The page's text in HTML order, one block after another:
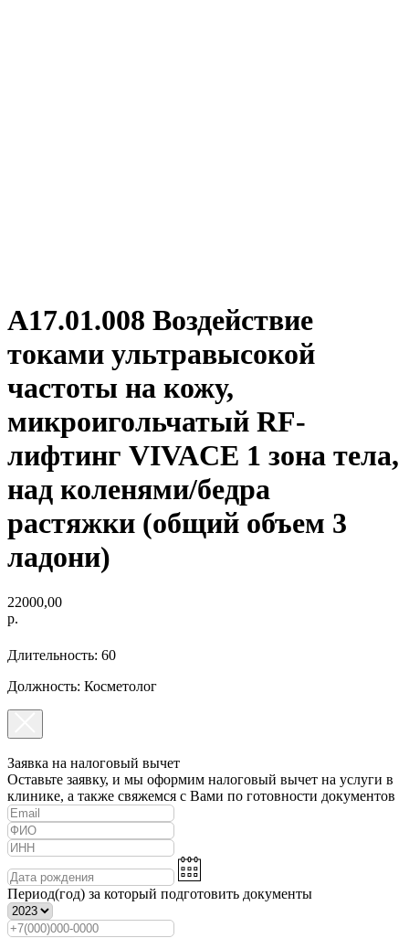
А17.01.008 Воздействие
токами ультравысокой
частоты на кожу,
микроигольчатый RF-
лифтинг VIVACE 1 зона тела,
над коленями/бедра
растяжки (общий объем 3
ладони)
22000,00
р.
Длительность: 60
Должность: Косметолог
Заявка на налоговый вычет
Оставьте заявку, и мы оформим налоговый вычет на услуги в
клинике, а также свяжемся с Вами по готовности документов
Период(год) за который подготовить документы